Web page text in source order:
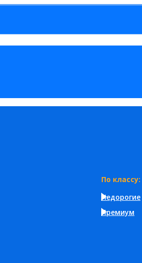
По классу:
Недорогие
Премиум